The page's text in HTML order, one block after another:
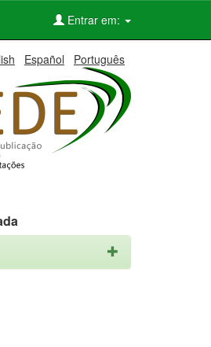
Entrar em:
Español Português